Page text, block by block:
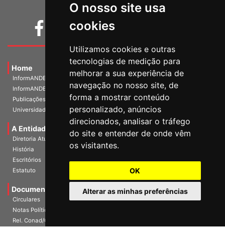
O nosso site usa
cookies
Utilizamos cookies e outras
tecnologias de medição para
melhorar a sua experiência de
navegação no nosso site, de
forma a mostrar conteúdo
personalizado, anúncios
direcionados, analisar o tráfego
do site e entender de onde vêm
os visitantes.
OK
Alterar as minhas preferências
Home
InformANDES PDF
InformANDES Online
Publicações
Universidade e Sociedade
A Entidade
Diretoria Atual
História
Escritórios
Estatuto
Documentos
Circulares
Notas Políticas
Rel. Conad/Congresso